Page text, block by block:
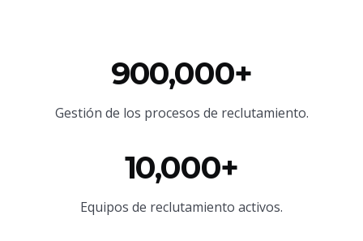
900,000+
Gestión de los procesos de reclutamiento.
10,000+
Equipos de reclutamiento activos.